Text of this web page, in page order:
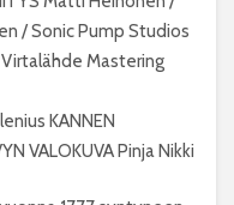
/ Sonic Pump Studios
Mastering
KANNEN
VALOKUVA Pinja Nikki